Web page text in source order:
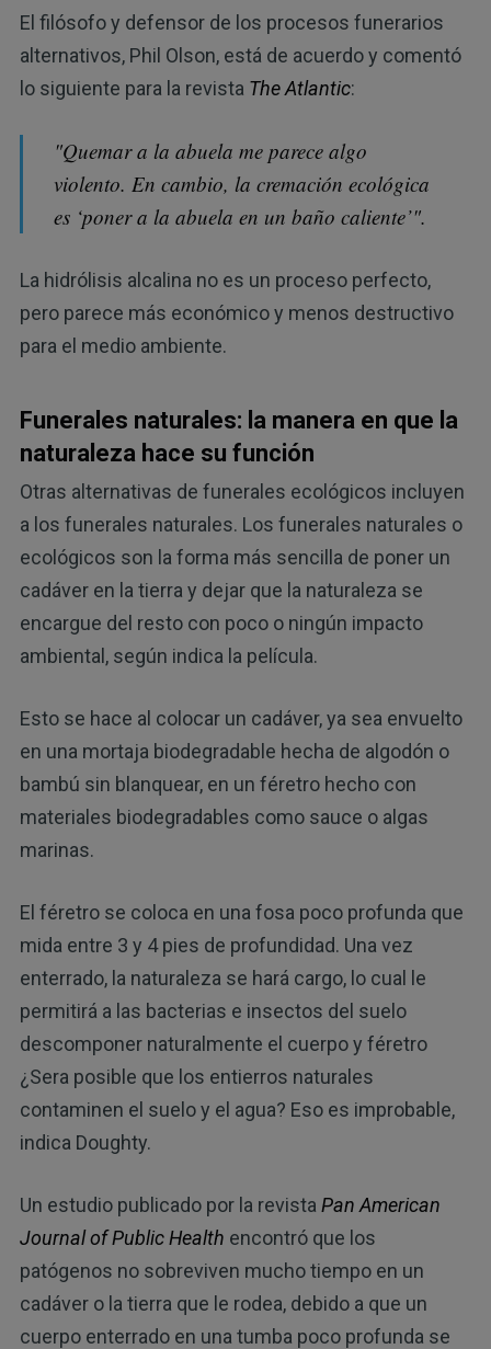
El filósofo y defensor de los procesos funerarios
alternativos, Phil Olson, está de acuerdo y comentó
lo siguiente para la revista The Atlantic:
"Quemar a la abuela me parece algo
violento. En cambio, la cremación ecológica
es ‘poner a la abuela en un baño caliente’".
La hidrólisis alcalina no es un proceso perfecto,
pero parece más económico y menos destructivo
para el medio ambiente.
Funerales naturales: la manera en que la
naturaleza hace su función
Otras alternativas de funerales ecológicos incluyen
a los funerales naturales. Los funerales naturales o
ecológicos son la forma más sencilla de poner un
cadáver en la tierra y dejar que la naturaleza se
encargue del resto con poco o ningún impacto
ambiental, según indica la película.
Esto se hace al colocar un cadáver, ya sea envuelto
en una mortaja biodegradable hecha de algodón o
bambú sin blanquear, en un féretro hecho con
materiales biodegradables como sauce o algas
marinas.
El féretro se coloca en una fosa poco profunda que
mida entre 3 y 4 pies de profundidad. Una vez
enterrado, la naturaleza se hará cargo, lo cual le
permitirá a las bacterias e insectos del suelo
descomponer naturalmente el cuerpo y féretro
¿Sera posible que los entierros naturales
contaminen el suelo y el agua? Eso es improbable,
indica Doughty.
Un estudio publicado por la revista Pan American
Journal of Public Health encontró que los
patógenos no sobreviven mucho tiempo en un
cadáver o la tierra que le rodea, debido a que un
cuerpo enterrado en una tumba poco profunda se